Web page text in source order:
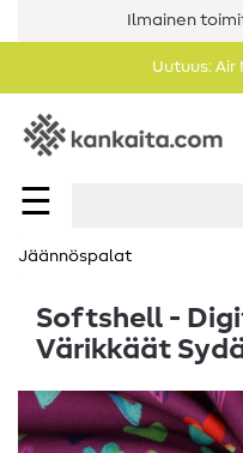
Ilmainen
Uutuus: Air
☰
Jäännöspalat
Softshell -
Värikkäät